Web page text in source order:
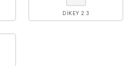
DIKEY 2:3